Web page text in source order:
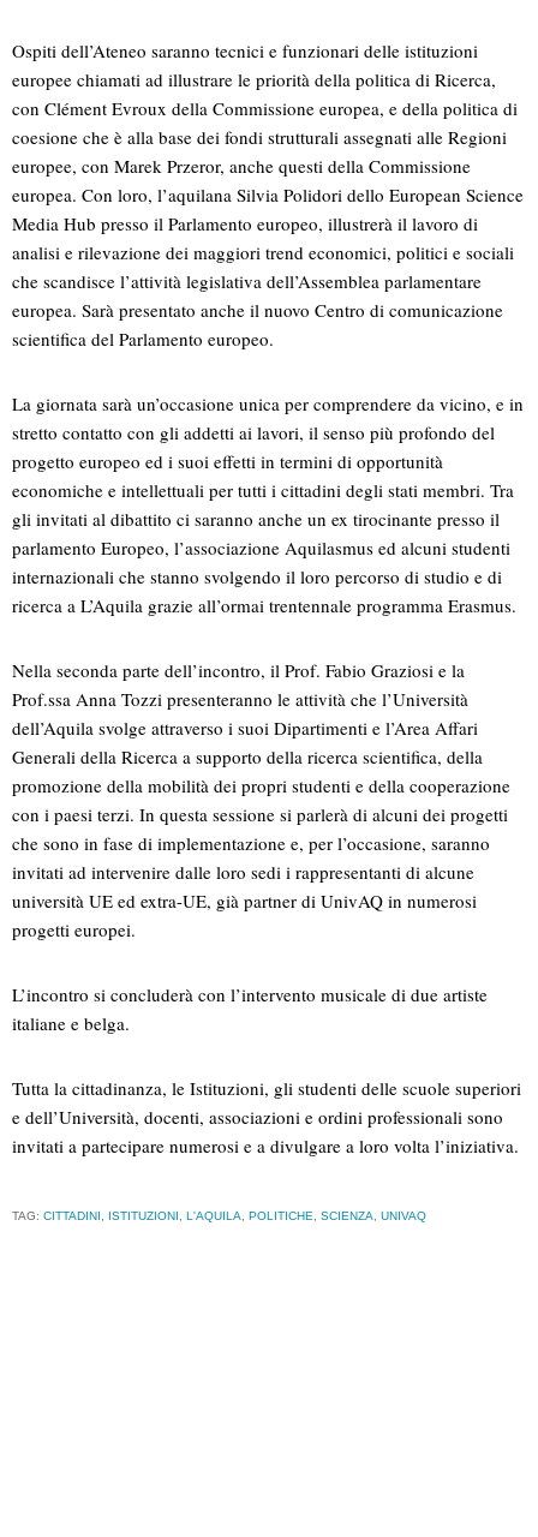
Ospiti dell’Ateneo saranno tecnici e funzionari delle istituzioni
europee chiamati ad illustrare le priorità della politica di Ricerca,
con Clément Evroux della Commissione europea, e della politica di
coesione che è alla base dei fondi strutturali assegnati alle Regioni
europee, con Marek Przeror, anche questi della Commissione
europea. Con loro, l’aquilana Silvia Polidori dello European Science
Media Hub presso il Parlamento europeo, illustrerà il lavoro di
analisi e rilevazione dei maggiori trend economici, politici e sociali
che scandisce l’attività legislativa dell’Assemblea parlamentare
europea. Sarà presentato anche il nuovo Centro di comunicazione
scientifica del Parlamento europeo.
La giornata sarà un’occasione unica per comprendere da vicino, e in
stretto contatto con gli addetti ai lavori, il senso più profondo del
progetto europeo ed i suoi effetti in termini di opportunità
economiche e intellettuali per tutti i cittadini degli stati membri. Tra
gli invitati al dibattito ci saranno anche un ex tirocinante presso il
parlamento Europeo, l’associazione Aquilasmus ed alcuni studenti
internazionali che stanno svolgendo il loro percorso di studio e di
ricerca a L’Aquila grazie all’ormai trentennale programma Erasmus.
Nella seconda parte dell’incontro, il Prof. Fabio Graziosi e la
Prof.ssa Anna Tozzi presenteranno le attività che l’Università
dell’Aquila svolge attraverso i suoi Dipartimenti e l’Area Affari
Generali della Ricerca a supporto della ricerca scientifica, della
promozione della mobilità dei propri studenti e della cooperazione
con i paesi terzi. In questa sessione si parlerà di alcuni dei progetti
che sono in fase di implementazione e, per l’occasione, saranno
invitati ad intervenire dalle loro sedi i rappresentanti di alcune
università UE ed extra-UE, già partner di UnivAQ in numerosi
progetti europei.
L’incontro si concluderà con l’intervento musicale di due artiste
italiane e belga.
Tutta la cittadinanza, le Istituzioni, gli studenti delle scuole superiori
e dell’Università, docenti, associazioni e ordini professionali sono
invitati a partecipare numerosi e a divulgare a loro volta l’iniziativa.
TAG: CITTADINI, ISTITUZIONI, L'AQUILA, POLITICHE, SCIENZA, UNIVAQ